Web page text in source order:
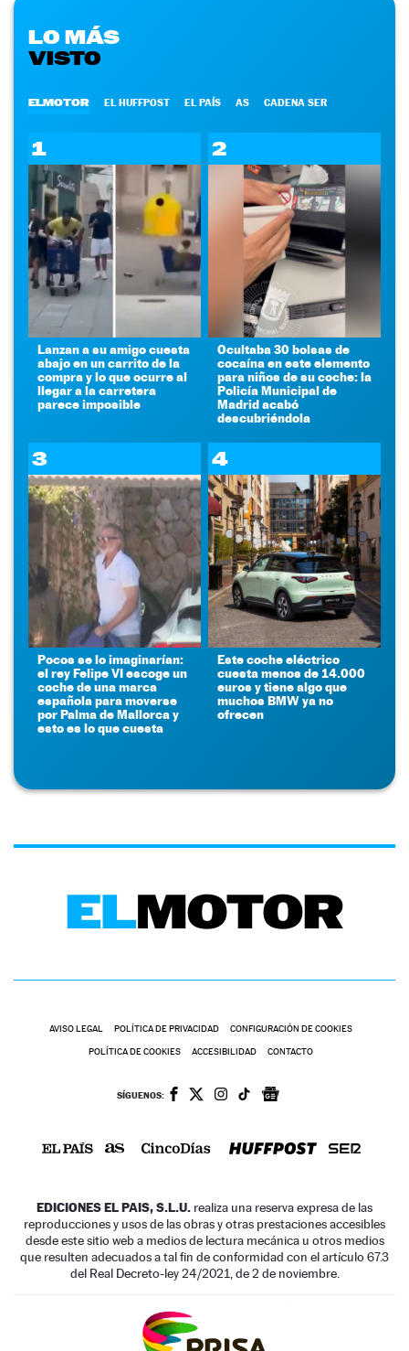
LO MÁS
VISTO
ELMOTOR EL HUFFPOST EL PAÍS AS CADENA SER
1
Lanzan a su amigo cuesta
abajo en un carrito de la
compra y lo que ocurre al
llegar a la carretera
parece imposible
2
Ocultaba 30 bolsas de
cocaína en este elemento
para niños de su coche: la
Policía Municipal de
Madrid acabó
descubriéndola
3
Pocos se lo imaginarían:
el rey Felipe VI escoge un
coche de una marca
española para moverse
por Palma de Mallorca y
esto es lo que cuesta
4
Este coche eléctrico
cuesta menos de 14.000
euros y tiene algo que
muchos BMW ya no
ofrecen
AVISO LEGAL POLÍTICA DE PRIVACIDAD CONFIGURACIÓN DE COOKIES
POLÍTICA DE COOKIES ACCESIBILIDAD CONTACTO
SÍGUENOS:
EDICIONES EL PAIS, S.L.U. realiza una reserva expresa de las
reproducciones y usos de las obras y otras prestaciones accesibles
desde este sitio web a medios de lectura mecánica u otros medios
que resulten adecuados a tal fin de conformidad con el artículo 67.3
del Real Decreto-ley 24/2021, de 2 de noviembre.